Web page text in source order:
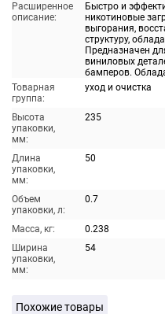
Расширенное
описание:
Быстро и
никотиновые
выгорания,
структуру,
Предназначен
виниловых
бамперов.
Товарная
группа:
уход и очистка
Высота
упаковки,
мм:
235
Длина
упаковки,
мм:
50
Объем
упаковки, л:
0.7
Масса, кг:
0.238
Ширина
упаковки,
мм:
54
Похожие товары